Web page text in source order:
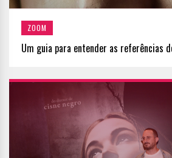
ZOOM
Um guia para entender as referências